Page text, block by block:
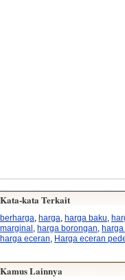
Kata-kata Terkait
berharga harga harga baku
marginal harga borongan harga
harga eceran Harga eceran
Kamus Lainnya